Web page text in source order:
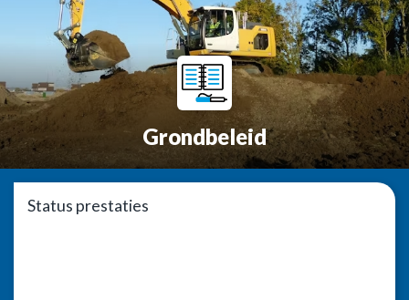
Grondbeleid
Status prestaties